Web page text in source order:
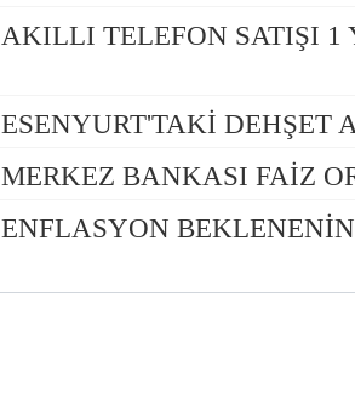
AKILLI TELEFON SATIŞI
ESENYURT'TAKİ DEHŞET
MERKEZ BANKASI FAİZ
ENFLASYON